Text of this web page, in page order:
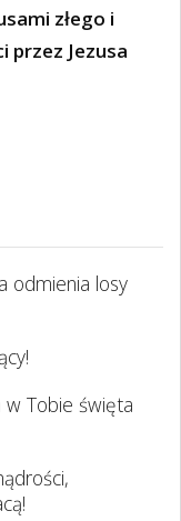
złego i
przez Jezusa
odmienia losy
w Tobie święta